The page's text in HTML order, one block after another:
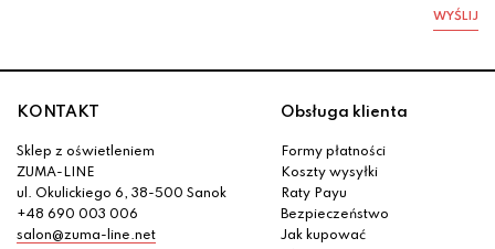
WYŚLIJ
KONTAKT
Sklep z oświetleniem
ZUMA-LINE
ul. Okulickiego 6, 38-500 Sanok
+48 690 003 006
salon@zuma-line.net
Obsługa klienta
Formy płatności
Koszty wysyłki
Raty Payu
Bezpieczeństwo
Jak kupować